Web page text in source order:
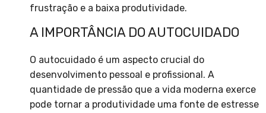
frustração e a baixa produtividade.
A IMPORTÂNCIA DO AUTOCUIDADO
O autocuidado é um aspecto crucial do
desenvolvimento pessoal e profissional. A
quantidade de pressão que a vida moderna exerce
pode tornar a produtividade uma fonte de estresse